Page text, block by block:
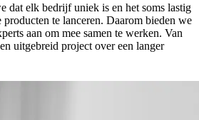
elk bedrijf uniek is en het soms lastig
te lanceren. Daarom bieden we
aan om mee samen te werken. Van
uitgebreid project over een langer